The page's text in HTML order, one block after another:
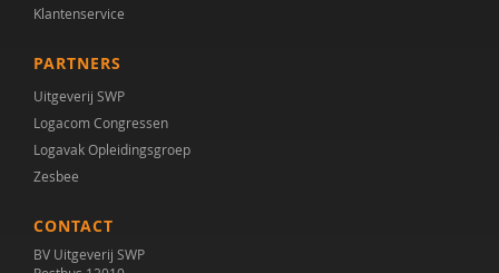
H. Bogte
Latha Boland
Arjan Bolt
A. Booij
Klantenservice
PARTNERS
Uitgeverij SWP
Logacom Congressen
Logavak Opleidingsgroep
Zesbee
CONTACT
BV Uitgeverij SWP